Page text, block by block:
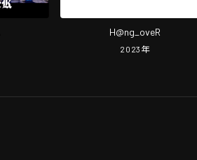
H@ng_oveR
2023 年